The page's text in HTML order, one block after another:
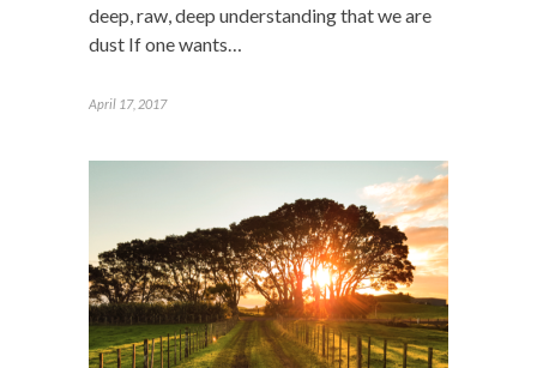
deep, raw, deep understanding that we are
dust If one wants…
April 17, 2017